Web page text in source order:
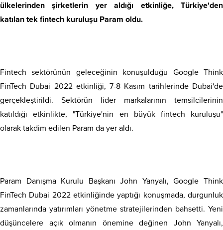
ülkelerinden şirketlerin yer aldığı etkinliğe, Türkiye'den
katılan tek fintech kuruluşu Param oldu.
Fintech sektörünün geleceğinin konuşulduğu Google Think
FinTech Dubai 2022 etkinliği, 7-8 Kasım tarihlerinde Dubai'de
gerçekleştirildi. Sektörün lider markalarının temsilcilerinin
katıldığı etkinlikte, "Türkiye'nin en büyük fintech kuruluşu"
olarak takdim edilen Param da yer aldı.
Param Danışma Kurulu Başkanı John Yanyalı, Google Think
FinTech Dubai 2022 etkinliğinde yaptığı konuşmada, durgunluk
zamanlarında yatırımları yönetme stratejilerinden bahsetti. Yeni
düşüncelere açık olmanın önemine değinen John Yanyalı,